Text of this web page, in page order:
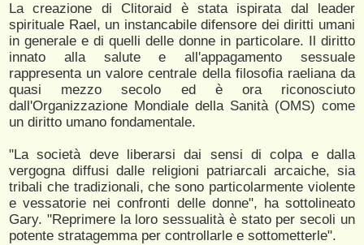
La creazione di Clitoraid è stata ispirata dal leader
spirituale Rael, un instancabile difensore dei diritti umani
in generale e di quelli delle donne in particolare. Il diritto
innato alla salute e all'appagamento sessuale
rappresenta un valore centrale della filosofia raeliana da
quasi mezzo secolo ed è ora riconosciuto
dall'Organizzazione Mondiale della Sanità (OMS) come
un diritto umano fondamentale.
"La società deve liberarsi dai sensi di colpa e dalla
vergogna diffusi dalle religioni patriarcali arcaiche, sia
tribali che tradizionali, che sono particolarmente violente
e vessatorie nei confronti delle donne", ha sottolineato
Gary. "Reprimere la loro sessualità è stato per secoli un
potente stratagemma per controllarle e sottometterle".